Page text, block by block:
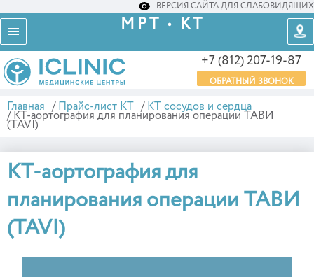
ВЕРСИЯ САЙТА ДЛЯ СЛАБОВИДЯЩИХ
МРТ • КТ
+7 (812) 207-19-87
ОБРАТНЫЙ ЗВОНОК
Главная / Прайс-лист КТ / КТ сосудов и сердца
/ КТ-аортография для планирования операции ТАВИ
(TAVI)
КТ-аортография для
планирования операции ТАВИ
(TAVI)